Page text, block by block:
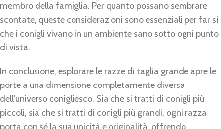
membro della famiglia. Per quanto possano sembrare
scontate, queste considerazioni sono essenziali per far sì
che i conigli vivano in un ambiente sano sotto ogni punto
di vista.
In conclusione, esplorare le razze di taglia grande apre le
porte a una dimensione completamente diversa
dell’universo conigliesco. Sia che si tratti di conigli più
piccoli, sia che si tratti di conigli più grandi, ogni razza
porta con sé la sua unicità e originalità, offrendo